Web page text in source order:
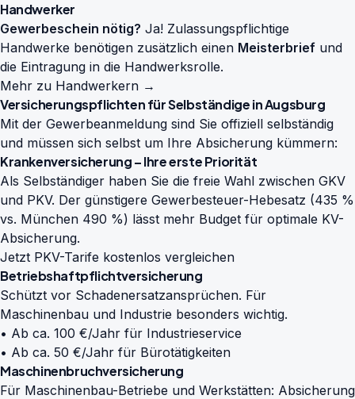
Handwerker
Gewerbeschein nötig? Ja! Zulassungspflichtige
Handwerke benötigen zusätzlich einen Meisterbrief und
die Eintragung in die Handwerksrolle.
Mehr zu Handwerkern →
Versicherungspflichten für Selbständige in Augsburg
Mit der Gewerbeanmeldung sind Sie offiziell selbständig
und müssen sich selbst um Ihre Absicherung kümmern:
Krankenversicherung – Ihre erste Priorität
Als Selbständiger haben Sie die freie Wahl zwischen GKV
und PKV. Der günstigere Gewerbesteuer-Hebesatz (435 %
vs. München 490 %) lässt mehr Budget für optimale KV-
Absicherung.
Jetzt PKV-Tarife kostenlos vergleichen
Betriebshaftpflichtversicherung
Schützt vor Schadenersatzansprüchen. Für
Maschinenbau und Industrie besonders wichtig.
• Ab ca. 100 €/Jahr für Industrieservice
• Ab ca. 50 €/Jahr für Bürotätigkeiten
Maschinenbruchversicherung
Für Maschinenbau-Betriebe und Werkstätten: Absicherung